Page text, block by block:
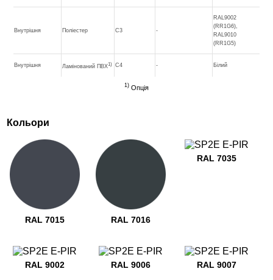
Внутрішня Поліестер C3 -
RAL9002
(RR1G6),
RAL9010
(RR1G5)
Внутрішня Ламінований ПВХ1) C4 - Білий
1) Опція
Кольори
RAL 7015 RAL 7016
RAL 7035
RAL 9002 RAL 9006 RAL 9007